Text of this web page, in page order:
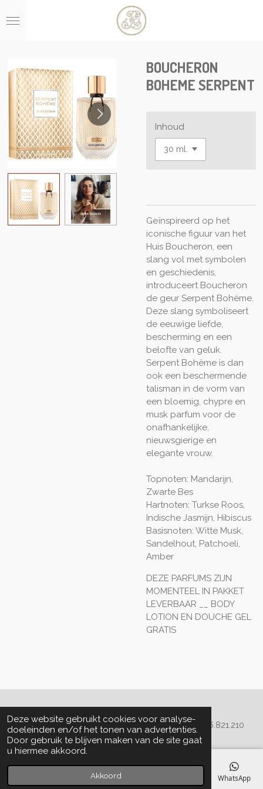
Deze website gebruikt cookies voor analyse-
doeleinden en/of het tonen van advertenties.
Door gebruik te blijven maken van de site gaat
u hiermee akkoord.
Akkoord
direct
BOUCHERON
BOHEME SERPENT
Inhoud
Geïnspireerd op het
iconische figuur van het
Huis Boucheron, een
slang vol met symbolen
en geschiedenis,
introduceert Boucheron
de geur Serpent Bohème.
Deze slang symboliseert
de eeuwige liefde,
bescherming en een
belofte van geluk.
Serpent Bohème is dan
ook een beschermende
talisman in de vorm van
een bloemig, chypre en
musk parfum voor de
onafhankelijke,
nieuwsgierige en
elegante vrouw.
Topnoten: Mandarijn,
Zwarte Bes
Hartnoten: Turkse Roos,
Indische Jasmijn, Hibiscus
Basisnoten: Witte Musk,
Sandelhout, Patchoeli,
Amber
DEZE PARFUMS ZIJN
MOMENTEEL IN PAKKET
LEVERBAAR __ BODY
LOTION EN DOUCHE GEL
GRATIS
© 2020 - 2022 La Perla Skin & Beauty - BTW: BE
0466.821.210
Telefoonnummer WhatsApp